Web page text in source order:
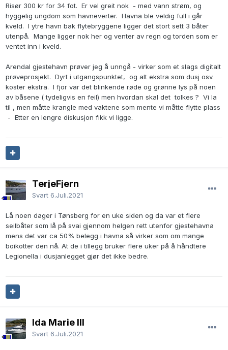
Risør 300 kr for 34 fot. Er vel greit nok - med vann strøm, og
hyggelig ungdom som havneverter. Havna ble veldig full i går
kveld. I ytre havn bak flytebryggene ligger det stort sett 3 båter
utenpå. Mange ligger nok her og venter av regn og torden som er
ventet inn i kveld.
Arendal gjestehavn prøver jeg å unngå - virker som et slags digitalt
prøveprosjekt. Dyrt i utgangspunktet, og alt ekstra som dusj osv.
koster ekstra. I fjor var det blinkende røde og grønne lys på noen
av båsene ( tydeligvis en feil) men hvordan skal det tolkes ? Vi la
til , men måtte krangle med vaktene som mente vi måtte flytte plass
- Etter en lengre diskusjon fikk vi ligge.
TerjeFjern
Svart 6.Juli.2021
Lå noen dager i Tønsberg for en uke siden og da var et flere
seilbåter som lå på svai gjennom helgen rett utenfor gjestehavna
mens det var ca 50% belegg i havna så virker som om mange
boikotter den nå. At de i tillegg bruker flere uker på å håndtere
Legionella i dusjanlegget gjør det ikke bedre.
Ida Marie III
Svart 6.Juli.2021